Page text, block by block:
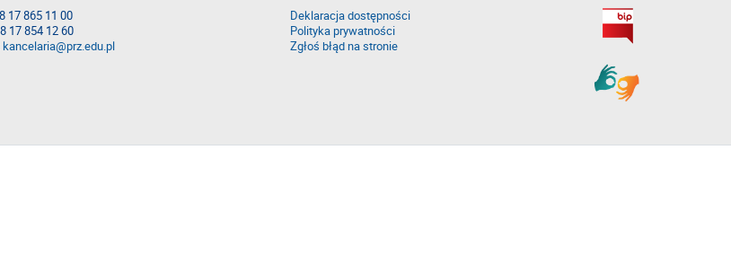
17 865 11 00
17 854 12 60
kancelaria@prz.edu.pl
Deklaracja dostępności
Polityka prywatności
Zgłoś błąd na stronie